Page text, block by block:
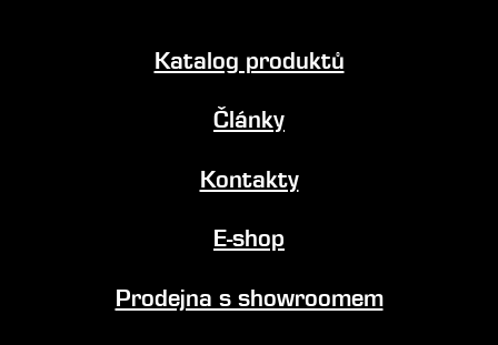
Katalog produktů
Články
Kontakty
E-shop
Prodejna s showroomem